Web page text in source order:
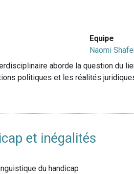
Equipe
Naomi
aborde la question du
politiques et les réalités
et inégalités
du handicap